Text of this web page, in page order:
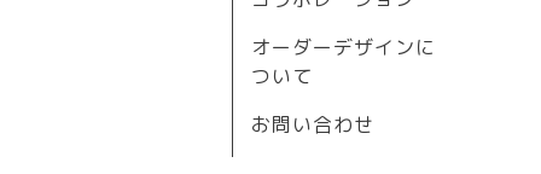
オーダーデザインに
ついて
お問い合わせ